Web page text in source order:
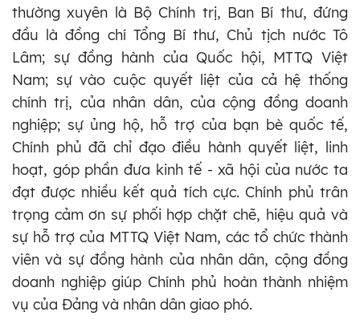
thường xuyên là Bộ Chính trị, Ban Bí thư, đứng
đầu là đồng chí Tổng Bí thư, Chủ tịch nước Tô
Lâm; sự đồng hành của Quốc hội, MTTQ Việt
Nam; sự vào cuộc quyết liệt của cả hệ thống
chính trị, của nhân dân, của cộng đồng doanh
nghiệp; sự ủng hộ, hỗ trợ của bạn bè quốc tế,
Chính phủ đã chỉ đạo điều hành quyết liệt, linh
hoạt, góp phần đưa kinh tế - xã hội của nước ta
đạt được nhiều kết quả tích cực. Chính phủ trân
trọng cảm ơn sự phối hợp chặt chẽ, hiệu quả và
sự hỗ trợ của MTTQ Việt Nam, các tổ chức thành
viên và sự đồng hành của nhân dân, cộng đồng
doanh nghiệp giúp Chính phủ hoàn thành nhiệm
vụ của Đảng và nhân dân giao phó.